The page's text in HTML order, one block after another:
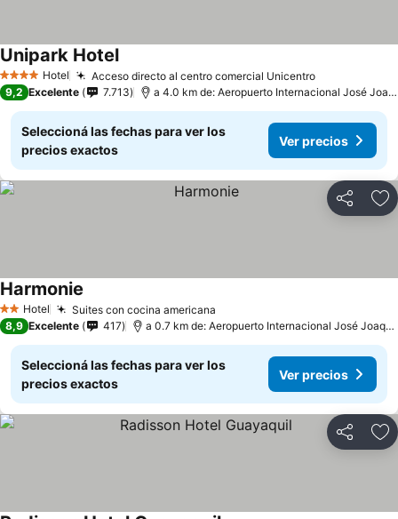
4 EstrellasHotel Acceso directo al centro comercial Unicentro
Unipark Hotel
9,2 Excelente 7.713 a 4.0 km de: Aeropuerto Internacional José Joaquín de Olmedo
Seleccioná las fechas para ver los
precios exactos
Ver precios
Compartir
2 Estrellas
Hotel Suites con cocina americana
Harmonie
8,9 Excelente 417 a 0.7 km de: Aeropuerto Internacional José Joaquín de Olmedo
Seleccioná las fechas para ver los
precios exactos
Ver precios
Compartir